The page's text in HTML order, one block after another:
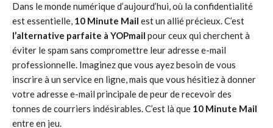
Dans le monde numérique d’aujourd’hui, où la confidentialité
est essentielle, 10 Minute Mail est un allié précieux. C’est
l’alternative parfaite à YOPmail pour ceux qui cherchent à
éviter le spam sans compromettre leur adresse e-mail
professionnelle. Imaginez que vous ayez besoin de vous
inscrire à un service en ligne, mais que vous hésitiez à donner
votre adresse e-mail principale de peur de recevoir des
tonnes de courriers indésirables. C’est là que 10 Minute Mail
entre en jeu.